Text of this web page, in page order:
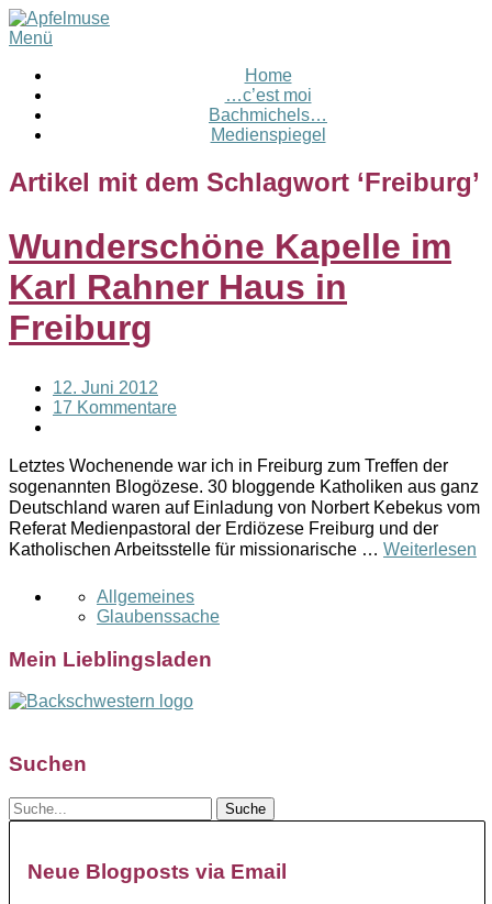
Menü
Home
…c’est moi
Bachmichels…
Medienspiegel
Artikel mit dem Schlagwort ‘Freiburg’
Wunderschöne Kapelle im
Karl Rahner Haus in
Freiburg
12. Juni 2012
17 Kommentare
Letztes Wochenende war ich in Freiburg zum Treffen der
sogenannten Blogözese. 30 bloggende Katholiken aus ganz
Deutschland waren auf Einladung von Norbert Kebekus vom
Referat Medienpastoral der Erdiözese Freiburg und der
Katholischen Arbeitsstelle für missionarische … Weiterlesen
Allgemeines
Glaubenssache
Mein Lieblingsladen
Suchen
Neue Blogposts via Email